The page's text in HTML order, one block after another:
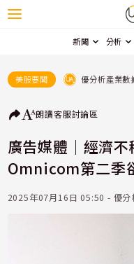
新聞 分析
美股要聞 優分析產業數
朗讀客服討論區
廣告媒體｜經濟不
Omnicom第二季
2025年07月16日 05:50 - 優分